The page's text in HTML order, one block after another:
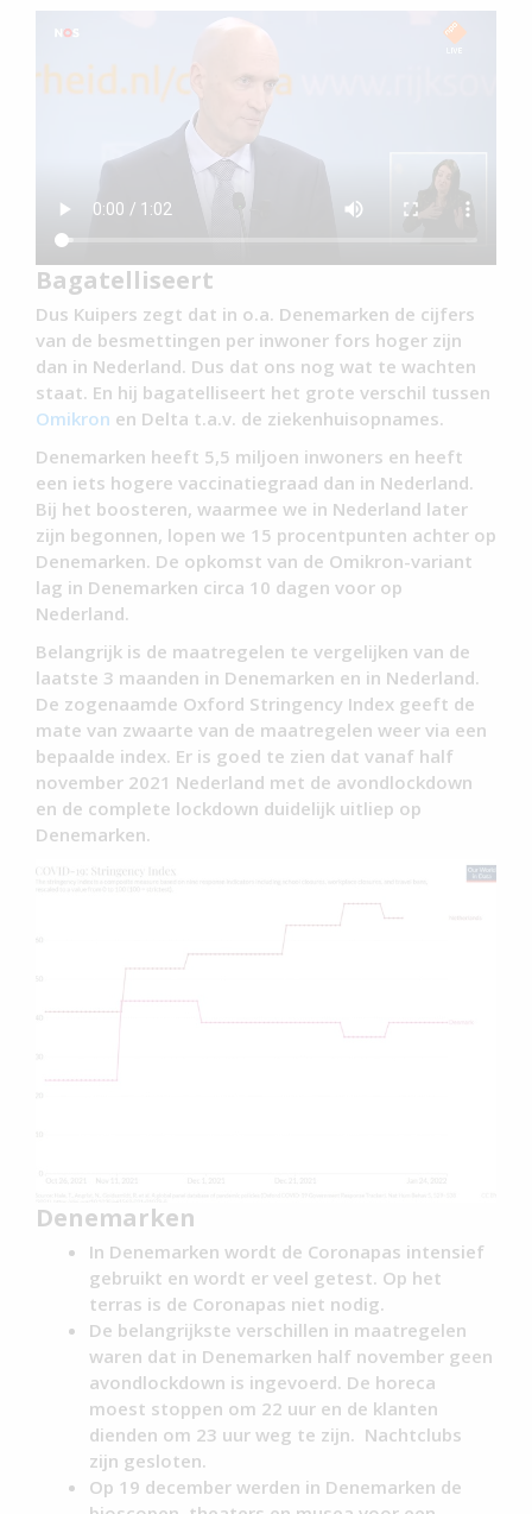
Bagatelliseert
Dus Kuipers zegt dat in o.a. Denemarken de cijfers
van de besmettingen per inwoner fors hoger zijn
dan in Nederland. Dus dat ons nog wat te wachten
staat. En hij bagatelliseert het grote verschil tussen
Omikron en Delta t.a.v. de ziekenhuisopnames.
Denemarken heeft 5,5 miljoen inwoners en heeft
een iets hogere vaccinatiegraad dan in Nederland.
Bij het boosteren, waarmee we in Nederland later
zijn begonnen, lopen we 15 procentpunten achter op
Denemarken. De opkomst van de Omikron-variant
lag in Denemarken circa 10 dagen voor op
Nederland.
Belangrijk is de maatregelen te vergelijken van de
laatste 3 maanden in Denemarken en in Nederland.
De zogenaamde Oxford Stringency Index geeft de
mate van zwaarte van de maatregelen weer via een
bepaalde index. Er is goed te zien dat vanaf half
november 2021 Nederland met de avondlockdown
en de complete lockdown duidelijk uitliep op
Denemarken.
Denemarken
In Denemarken wordt de Coronapas intensief
gebruikt en wordt er veel getest. Op het
terras is de Coronapas niet nodig.
De belangrijkste verschillen in maatregelen
waren dat in Denemarken half november geen
avondlockdown is ingevoerd. De horeca
moest stoppen om 22 uur en de klanten
dienden om 23 uur weg te zijn. Nachtclubs
zijn gesloten.
Op 19 december werden in Denemarken de